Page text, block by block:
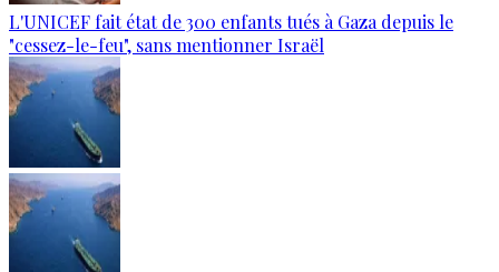
L'UNICEF fait état de 300 enfants tués à Gaza depuis le
"cessez-le-feu", sans mentionner Israël